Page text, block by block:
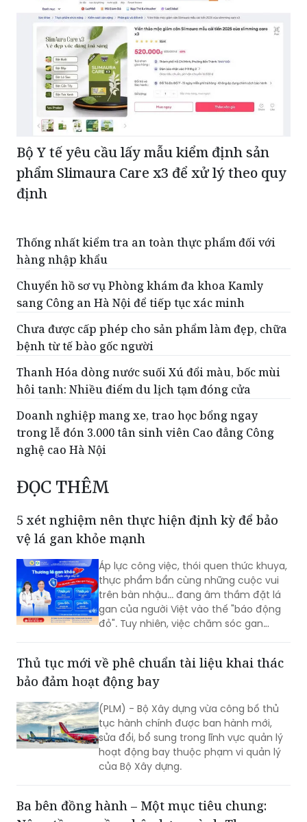
Bộ Y tế yêu cầu lấy mẫu kiểm định sản
phẩm Slimaura Care x3 để xử lý theo quy
định
Thống nhất kiểm tra an toàn thực phẩm đối với
hàng nhập khẩu
Chuyển hồ sơ vụ Phòng khám đa khoa Kamly
sang Công an Hà Nội để tiếp tục xác minh
Chưa được cấp phép cho sản phẩm làm đẹp, chữa
bệnh từ tế bào gốc người
Thanh Hóa dòng nước suối Xú đổi màu, bốc mùi
hôi tanh: Nhiều điểm du lịch tạm đóng cửa
Doanh nghiệp mang xe, trao học bổng ngay
trong lễ đón 3.000 tân sinh viên Cao đẳng Công
nghệ cao Hà Nội
ĐỌC THÊM
5 xét nghiệm nên thực hiện định kỳ để bảo
vệ lá gan khỏe mạnh
Áp lực công việc, thói quen thức khuya,
thực phẩm bẩn cùng những cuộc vui
trên bàn nhậu... đang âm thầm đặt lá
gan của người Việt vào thế "báo động
đỏ". Tuy nhiên, việc chăm sóc gan
đây, bạn hoàn toàn có thể tầm soát
sớm các tổn thương, giúp "bộ máy sinh
bền bỉ.
Thủ tục mới về phê chuẩn tài liệu khai thác
bảo đảm hoạt động bay
(PLM) - Bộ Xây dựng vừa công bố thủ
tục hành chính được ban hành mới,
sửa đổi, bổ sung trong lĩnh vực quản lý
hoạt động bay thuộc phạm vi quản lý
của Bộ Xây dựng.
Ba bên đồng hành – Một mục tiêu chung: